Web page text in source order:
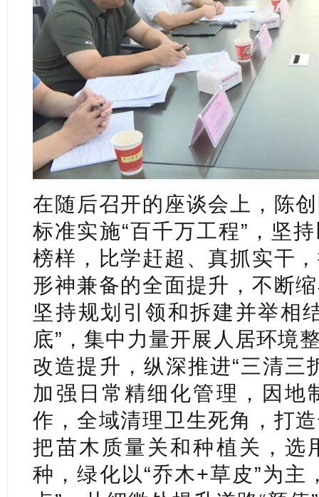
在随后召开的座谈会上，陈
标准实施“百千万工程”，坚
榜样，比学赶超、真抓实干
形神兼备的全面提升，不断
坚持规划引领和拆建并举相
底”，集中力量开展人居环境
改造提升，纵深推进“三清三
加强日常精细化管理，因地
作，全域清理卫生死角，打
把苗木质量关和种植关，选
种，绿化以“乔木+草皮”为主